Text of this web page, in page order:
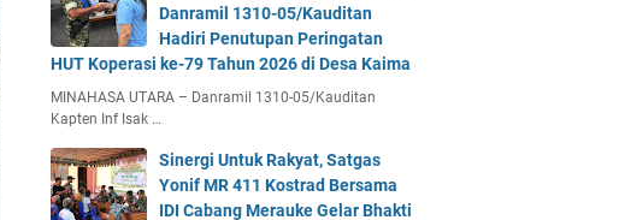
Danramil 1310-05/Kauditan
Hadiri Penutupan Peringatan
HUT Koperasi ke-79 Tahun 2026 di Desa Kaima
MINAHASA UTARA – Danramil 1310-05/Kauditan
Kapten Inf Isak …
Sinergi Untuk Rakyat, Satgas
Yonif MR 411 Kostrad Bersama
IDI Cabang Merauke Gelar Bhakti